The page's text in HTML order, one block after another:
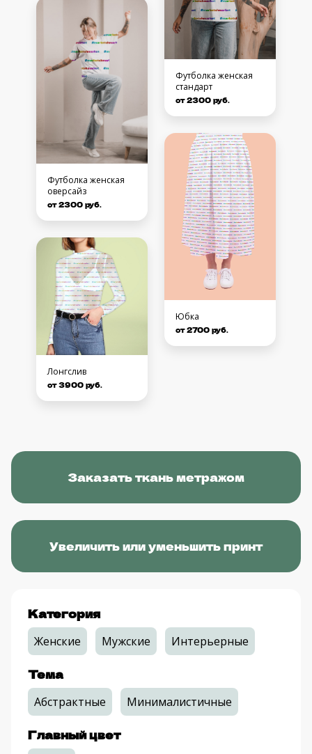
Футболка женская
оверсайз
от 2300 руб.
Лонгслив
от 3900 руб.
Футболка женская
стандарт
от 2300 руб.
Юбка
от 2700 руб.
Заказать ткань метражом
Увеличить или уменьшить принт
Категория
Женские Мужские Интерьерные
Тема
Абстрактные Минималистичные
Главный цвет